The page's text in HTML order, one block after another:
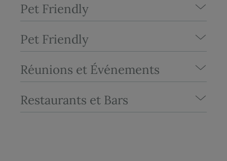
Pet Friendly
Pet Friendly
Réunions et Événements
Restaurants et Bars